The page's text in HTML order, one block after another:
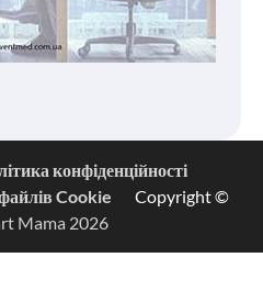
конфіденційності
Cookie
Copyright ©
Mama 2026